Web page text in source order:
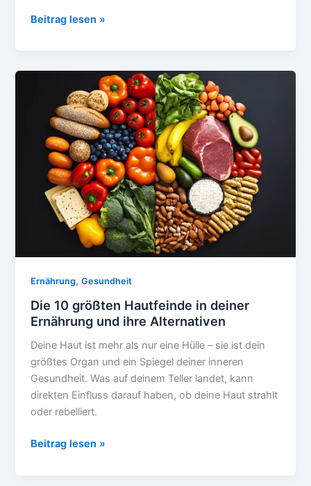
Die
Verbindung:
Probiotika
deine
Hautprobleme
lösen
Beitrag lesen »
Ernährung,Gesundheit
Die 10 größten Hautfeinde in deiner
Ernährung und ihre Alternativen
Deine Haut ist mehr als nur eine Hülle – sie ist dein
größtes Organ und ein Spiegel deiner inneren
Gesundheit. Was auf deinem Teller landet, kann
direkten Einfluss darauf haben, ob deine Haut strahlt
oder rebelliert.
Die
Beitrag lesen »